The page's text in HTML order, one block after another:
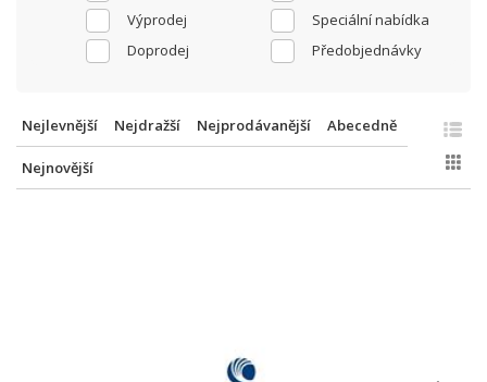
Výprodej
Speciální nabídka
Doprodej
Předobjednávky
Nejlevnější Nejdražší Nejprodávanější Abecedně
Nejnovější